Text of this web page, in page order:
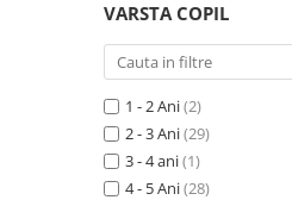
Roboti de jucarie
Jucarii bebelusi
Centre de activitati
VARSTA COPIL
1 - 2 Ani(2)
2 - 3 Ani(29)
3 - 4 ani(1)
4 - 5 Ani(28)